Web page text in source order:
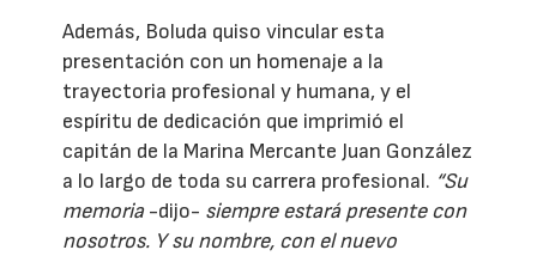
Además, Boluda quiso vincular esta
presentación con un homenaje a la
trayectoria profesional y humana, y el
espíritu de dedicación que imprimió el
capitán de la Marina Mercante Juan González
a lo largo de toda su carrera profesional. “Su
memoria -dijo- siempre estará presente con
nosotros. Y su nombre, con el nuevo